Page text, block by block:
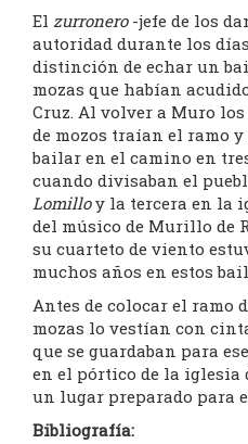
El zurronero -jefe de los
autoridad durante los
distinción de echar un
mozas que habían
Cruz. Al volver a Muro los
de mozos traían el ramo
bailar en el camino en
cuando divisaban el
Lomilloy la tercera en la
del músico de Murillo de
su cuarteto de viento
muchos años en estos
Antes de colocar el ramo
mozas lo vestían con
que se guardaban para
en el pórtico de la iglesia
un lugar preparado para
Bibliografía: